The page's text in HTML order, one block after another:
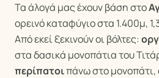
Τα άλογά μας έχουν βάση στο
ορεινό καταφύγιο στα 1.400μ,
Από εκεί ξεκινούν οι βόλτες:
στα δασικά μονοπάτια του
περίπατοιπάνω στο